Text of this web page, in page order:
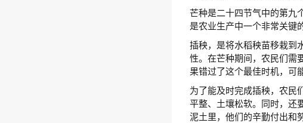
芒种是二十四节气中的第九
是农业生产中一个非常关键
插秧，是将水稻秧苗移栽到
性。在芒种期间，农民们需
果错过了这个最佳时机，可
为了能及时完成插秧，农民
平整、土壤松软。同时，还
泥土里，他们的辛勤付出和